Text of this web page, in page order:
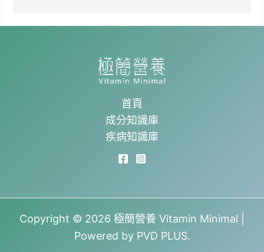
首頁
成分知識庫
疾病知識庫
Copyright © 2026 極簡營養 Vitamin Minimal |
Powered by PVD PLUS.